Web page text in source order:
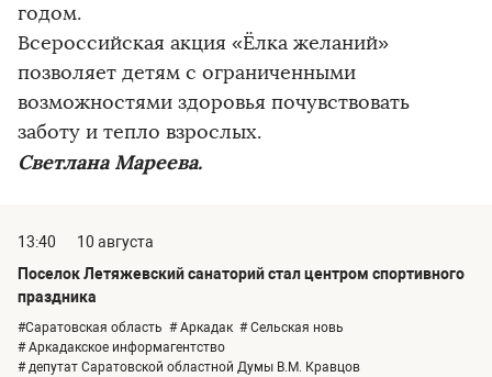
годом.
Всероссийская акция «Ёлка желаний»
позволяет детям с ограниченными
возможностями здоровья почувствовать
заботу и тепло взрослых.
Светлана Мареева.
13:40
10 августа
Поселок Летяжевский санаторий стал центром спортивного
праздника
#Саратовская область # Аркадак # Сельская новь
# Аркадакское информагентство
# депутат Саратовской областной Думы В.М. Кравцов